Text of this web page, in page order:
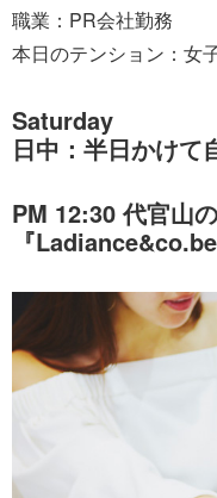
職業：PR会社勤務
本日のテンション：女
Saturday
日中：半日かけて
PM 12:30 代官山
『